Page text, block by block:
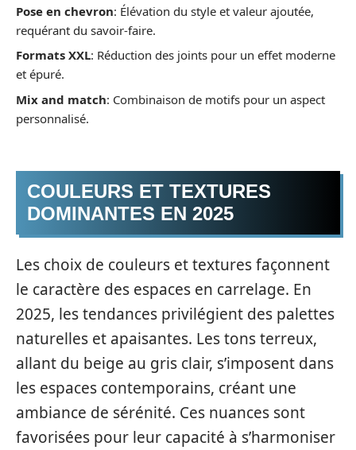
Pose en chevron: Élévation du style et valeur ajoutée,
requérant du savoir-faire.
Formats XXL: Réduction des joints pour un effet moderne
et épuré.
Mix and match: Combinaison de motifs pour un aspect
personnalisé.
COULEURS ET TEXTURES
DOMINANTES EN 2025
Les choix de couleurs et textures façonnent
le caractère des espaces en carrelage. En
2025, les tendances privilégient des palettes
naturelles et apaisantes. Les tons terreux,
allant du beige au gris clair, s’imposent dans
les espaces contemporains, créant une
ambiance de sérénité. Ces nuances sont
favorisées pour leur capacité à s’harmoniser